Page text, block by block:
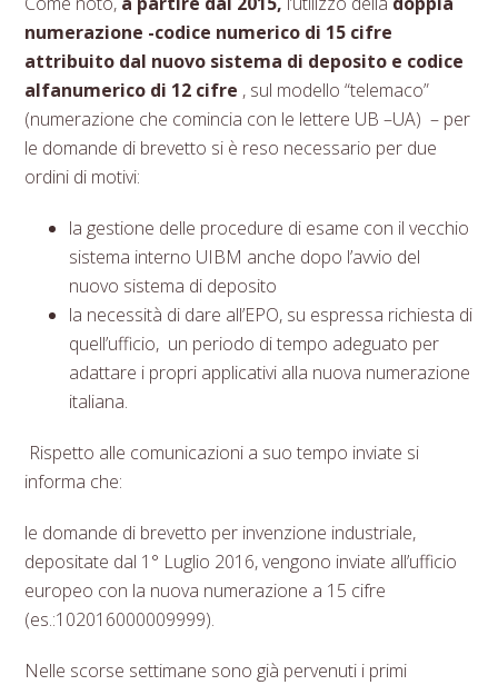
numerazione -codice numerico di 15 cifre
attribuito dal nuovo sistema di deposito e codice
alfanumerico di 12 cifre , sul modello “telemaco”
(numerazione che comincia con le lettere UB –UA) – per
le domande di brevetto si è reso necessario per due
ordini di motivi:
la gestione delle procedure di esame con il vecchio
sistema interno UIBM anche dopo l’avvio del
nuovo sistema di deposito
la necessità di dare all’EPO, su espressa richiesta di
quell’ufficio, un periodo di tempo adeguato per
adattare i propri applicativi alla nuova numerazione
italiana.
Rispetto alle comunicazioni a suo tempo inviate si
informa che:
le domande di brevetto per invenzione industriale,
depositate dal 1° Luglio 2016, vengono inviate all’ufficio
europeo con la nuova numerazione a 15 cifre
(es.:102016000009999).
Nelle scorse settimane sono già pervenuti i primi